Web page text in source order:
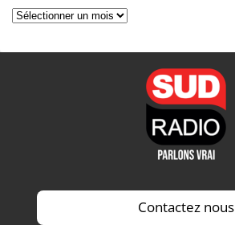
Archives
Contactez nous